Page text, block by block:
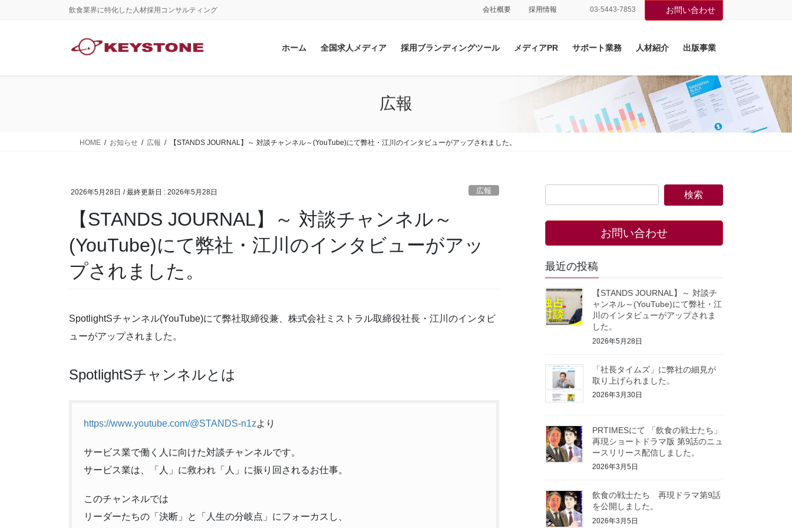
飲食業界に特化した人材採用コンサルティング 会社概要 採用情報 03-5443-7853 お問い合わせ
ホーム 全国求人メディア 採用ブランディングツール メディアPR サポート業務 人材紹介 出版事業
広報
HOME お知らせ 広報 【STANDS JOURNAL】～ 対談チャンネル～(YouTube)にて弊社・江川のインタビューがアップされました。
2026年5月28日 / 最終更新日 : 2026年5月28日 広報
【STANDS JOURNAL】～ 対談チャンネル～
(YouTube)にて弊社・江川のインタビューがアッ
プされました。
SpotlightSチャンネル(YouTube)にて弊社取締役兼、株式会社ミストラル取締役社長・江川のインタビ
ューがアップされました。
SpotlightSチャンネルとは
https://www.youtube.com/@STANDS-n1zより
サービス業で働く人に向けた対談チャンネルです。
サービス業は、「人」に救われ「人」に振り回されるお仕事。
このチャンネルでは
リーダーたちの「決断」と「人生の分岐点」にフォーカスし、
お問い合わせ
最近の投稿
【STANDS JOURNAL】～ 対談チ
ャンネル～(YouTube)にて弊社・江
川のインタビューがアップされま
した。
2026年5月28日
「社長タイムズ」に弊社の細見が
取り上げられました。
2026年3月30日
PRTIMESにて 「飲食の戦士たち」
再現ショートドラマ版 第9話のニュ
ースリリース配信しました。
2026年3月5日
飲食の戦士たち 再現ドラマ第9話
を公開しました。
2026年3月5日